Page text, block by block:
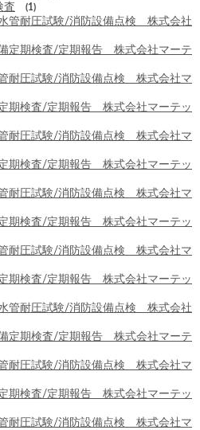
査 (1)
管耐圧試験/消防設備点検 株式会社
定期検査/定期報告 株式会社マーテ
耐圧試験/消防設備点検 株式会社マ
期検査/定期報告 株式会社マーテッ
耐圧試験/消防設備点検 株式会社マ
期検査/定期報告 株式会社マーテッ
耐圧試験/消防設備点検 株式会社マ
期検査/定期報告 株式会社マーテッ
耐圧試験/消防設備点検 株式会社マ
期検査/定期報告 株式会社マーテッ
管耐圧試験/消防設備点検 株式会社
定期検査/定期報告 株式会社マーテ
耐圧試験/消防設備点検 株式会社マ
期検査/定期報告 株式会社マーテッ
耐圧試験/消防設備点検 株式会社マ